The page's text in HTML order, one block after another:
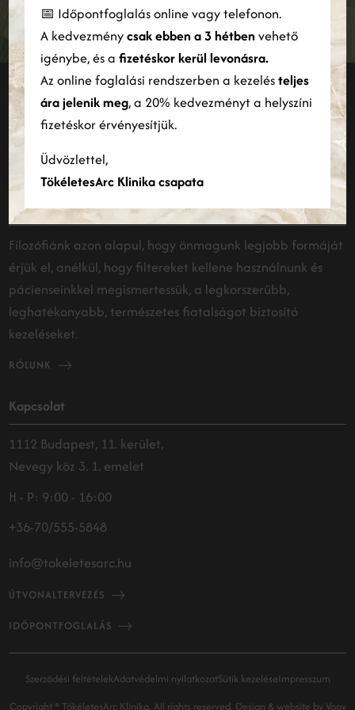
FELIRATKOZÁS
Maradjunk kapcsolatban
INSTAGRAM
Filozófiánk azon alapul, hogy önmagunk legjobb formáját
érjük el, anélkül, hogy filtereket kellene használnunk és
pácienseinkkel megismertessük, a legkorszerűbb,
leghatékonyabb, természetes fiatalságot biztosító
kezeléseket.
RÓLUNK
Kapcsolat
1112 Budapest, 11. kerület,
Nevegy köz 3. 1. emelet
H - P: 9:00 - 16:00
+36-70/555-5848
info@tokeletesarc.hu
ÚTVONALTERVEZÉS
IDŐPONTFOGLALÁS
Szerződési feltételekAdatvédelmi nyilatkozatSütik kezeléseImpresszum
Copyright ® TökéletesArc Klinika. All rights reserved. Design & website by Voov
📅 Időpontfoglalás online vagy telefonon.
A kedvezménycsak ebben a 3 hétben vehető
igénybe, és a fizetéskor kerül levonásra.
Az online foglalási rendszerben a kezelésteljes
ára jelenik meg, a 20% kedvezményt a helyszíni
fizetéskor érvényesítjük.
Üdvözlettel,
TökéletesArc Klinika csapata
elemző partnereinkkel is, akik egyesíthetik azokat más
információkkal, amelyeket Ön biztosított számukra, vagy
amelyeket a szolgáltatásaik Ön általi használatából gyűjtöttek
össze.
Bővebben
ÖSSZES ELFOGADÁSA
ÖSSZES ELUTASÍTÁSA